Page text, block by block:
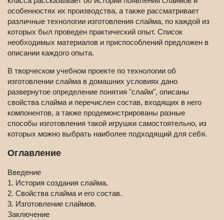
особенностях их производства, а также рассматривает
различные технологии изготовления слайма, по каждой из
которых был проведен практический опыт. Список
необходимых материалов и приспособлений предложен в
описании каждого опыта.
В творческом учебном проекте по технологии об
изготовлении слайма в домашних условиях дано
развернутое определение понятия "слайм", описаны
свойства слайма и перечислен состав, входящих в него
компонентов, а также продемонстрированы разные
способы изготовления такой игрушки самостоятельно, из
которых можно выбрать наиболее подходящий для себя.
Оглавление
Введение
1. История создания слайма.
2. Свойства слайма и его состав.
3. Изготовление слаймов.
Заключение